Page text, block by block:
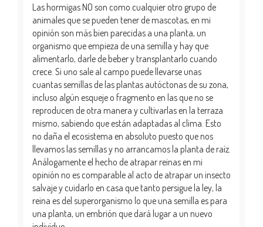
Las hormigas NO son como cualquier otro grupo de
animales que se pueden tener de mascotas, en mi
opinión son más bien parecidas a una planta, un
organismo que empieza de una semilla y hay que
alimentarlo, darle de beber y transplantarlo cuando
crece. Si uno sale al campo puede llevarse unas
cuantas semillas de las plantas autóctonas de su zona,
incluso algún esqueje o fragmento en las que no se
reproducen de otra manera y cultivarlas en la terraza
mismo, sabiendo que están adaptadas al clima. Esto
no daña el ecosistema en absoluto puesto que nos
llevamos las semillas y no arrancamos la planta de raíz.
Análogamente el hecho de atrapar reinas en mi
opinión no es comparable al acto de atrapar un insecto
salvaje y cuidarlo en casa que tanto persigue la ley, la
reina es del superorganismo lo que una semilla es para
una planta, un embrión que dará lugar a un nuevo